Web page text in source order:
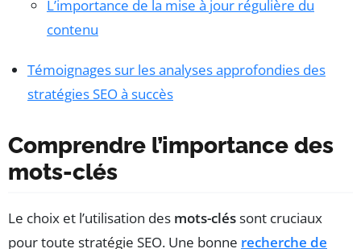
L’importance de la mise à jour régulière du
contenu
Témoignages sur les analyses approfondies des
stratégies SEO à succès
Comprendre l’importance des
mots-clés
Le choix et l’utilisation des mots-cléssont cruciaux
pour toute stratégie SEO. Une bonne recherche de